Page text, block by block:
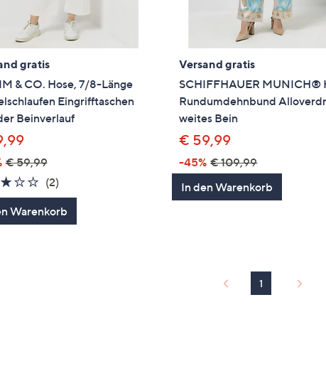
gratis
& CO. Hose, 7/8-Länge
Eingrifftaschen
Beinverlauf
€ 59,99
3.0
von
5
(2)2
Bewertungen
Warenkorb
Versand gratis
SCHIFFHAUER MUNICH®
Rundumdehnbund
weites Bein
€ 59,99
-45% € 109,99
In den Warenkorb
1